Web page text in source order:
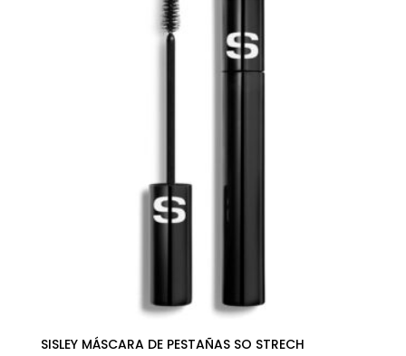
SISLEY MÁSCARA DE PESTAÑAS SO STRECH